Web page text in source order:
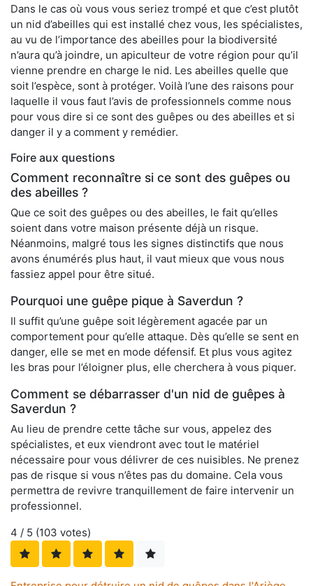
Dans le cas où vous vous seriez trompé et que c’est plutôt
un nid d’abeilles qui est installé chez vous, les spécialistes,
au vu de l’importance des abeilles pour la biodiversité
n’aura qu’à joindre, un apiculteur de votre région pour qu’il
vienne prendre en charge le nid. Les abeilles quelle que
soit l’espèce, sont à protéger. Voilà l’une des raisons pour
laquelle il vous faut l’avis de professionnels comme nous
pour vous dire si ce sont des guêpes ou des abeilles et si
danger il y a comment y remédier.
Foire aux questions
Comment reconnaître si ce sont des guêpes ou
des abeilles ?
Que ce soit des guêpes ou des abeilles, le fait qu’elles
soient dans votre maison présente déjà un risque.
Néanmoins, malgré tous les signes distinctifs que nous
avons énumérés plus haut, il vaut mieux que vous nous
fassiez appel pour être situé.
Pourquoi une guêpe pique à Saverdun ?
Il suffit qu’une guêpe soit légèrement agacée par un
comportement pour qu’elle attaque. Dès qu’elle se sent en
danger, elle se met en mode défensif. Et plus vous agitez
les bras pour l’éloigner plus, elle cherchera à vous piquer.
Comment se débarrasser d'un nid de guêpes à
Saverdun ?
Au lieu de prendre cette tâche sur vous, appelez des
spécialistes, et eux viendront avec tout le matériel
nécessaire pour vous délivrer de ces nuisibles. Ne prenez
pas de risque si vous n’êtes pas du domaine. Cela vous
permettra de revivre tranquillement de faire intervenir un
professionnel.
4 / 5 (103 votes)